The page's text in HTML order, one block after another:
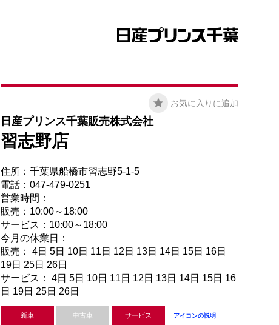
お気に入りに追加
日産プリンス千葉販売株式会社
習志野店
住所：千葉県船橋市習志野5-1-5
電話：047-479-0251
営業時間：
販売：10:00～18:00
サービス：10:00～18:00
今月の休業日：
販売： 4日 5日 10日 11日 12日 13日 14日 15日 16日
19日 25日 26日
サービス： 4日 5日 10日 11日 12日 13日 14日 15日 16
日 19日 25日 26日
新車 中古車 サービス アイコンの説明